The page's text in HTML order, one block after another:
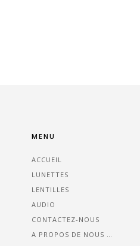
MENU
ACCUEIL
LUNETTES
LENTILLES
AUDIO
CONTACTEZ-NOUS
A PROPOS DE NOUS …